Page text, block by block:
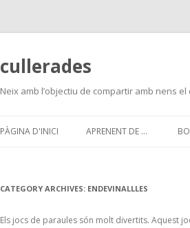
cullerades
Neix amb l’objectiu de compartir amb nens
PÀGINA D'INICI APRENENT DE …
CATEGORY ARCHIVES: ENDEVINALLLES
Els jocs de paraules són molt divertits. Aquest